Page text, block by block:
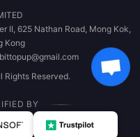
II, 625 Nathan Road, Mong Kok,
Kong
Reserved.
BY